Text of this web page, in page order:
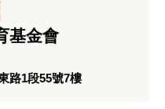
基金會
路1段55號7樓